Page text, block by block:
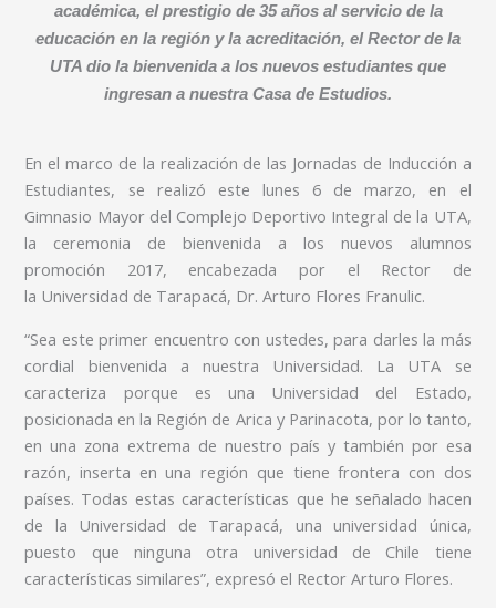
académica, el prestigio de 35 años al servicio de la
educación en la región y la acreditación, el Rector de la
UTA dio la bienvenida a los nuevos estudiantes que
ingresan a nuestra Casa de Estudios.
En el marco de la realización de las Jornadas de Inducción a
Estudiantes, se realizó este lunes 6 de marzo, en el
Gimnasio Mayor del Complejo Deportivo Integral de la UTA,
la ceremonia de bienvenida a los nuevos alumnos
promoción 2017, encabezada por el Rector de
la Universidad de Tarapacá, Dr. Arturo Flores Franulic.
“Sea este primer encuentro con ustedes, para darles la más
cordial bienvenida a nuestra Universidad. La UTA se
caracteriza porque es una Universidad del Estado,
posicionada en la Región de Arica y Parinacota, por lo tanto,
en una zona extrema de nuestro país y también por esa
razón, inserta en una región que tiene frontera con dos
países. Todas estas características que he señalado hacen
de la Universidad de Tarapacá, una universidad única,
puesto que ninguna otra universidad de Chile tiene
características similares”, expresó el Rector Arturo Flores.